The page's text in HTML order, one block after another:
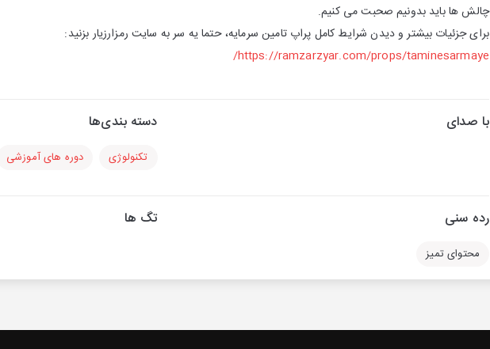
چالش ها باید بدونیم صحبت می کنیم.
برای جزئیات بیشتر و دیدن شرایط کامل پراپ تامین سرمایه، حتما یه سر به سایت رمزارزیار بزنید:
https://ramzarzyar.com/props/taminesarmaye/
با صدای دسته بندی‌ها
تکنولوژی دوره های آموزشی
رده سنی
محتوای تمیز
تگ ها